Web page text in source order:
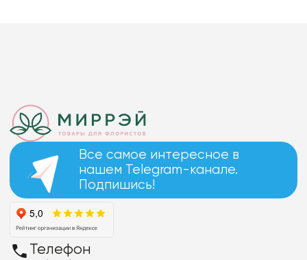
Все самое интересное в
нашем Telegram-канале.
Подпишись!
Телефон